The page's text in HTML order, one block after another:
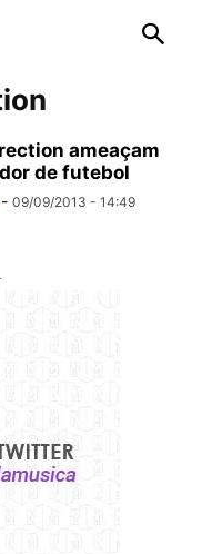
ameaçam
de futebol
- 09/09/2013 - 14:49